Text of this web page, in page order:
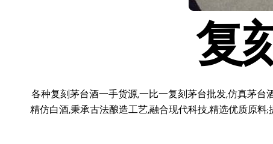
复
各种复刻茅台酒一手货源,一比一复刻茅台批发,仿真茅台
精仿白酒,秉承古法酿造工艺,融合现代科技,精选优质原料